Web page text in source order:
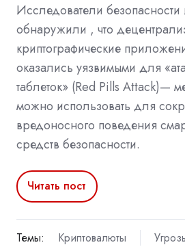
Исследователи
обнаружили , что
криптографические
оказались уязвимыми для
таблеток» (Red Pills Attack)—
можно использовать для
вредоносного поведения
средств безопасности.
Читать пост
Темы: Криптовалюты